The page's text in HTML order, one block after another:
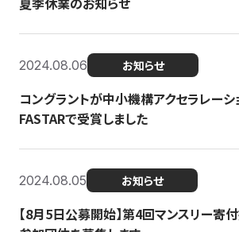
2024.08.06 お知らせ
コングラントが中小機構アクセラレーシ
FASTARで受賞しました
2024.08.05 お知らせ
【8月5日公募開始】第4回マンスリー寄